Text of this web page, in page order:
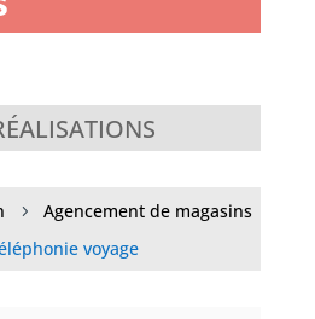
5 Agencement de magasins
voyage